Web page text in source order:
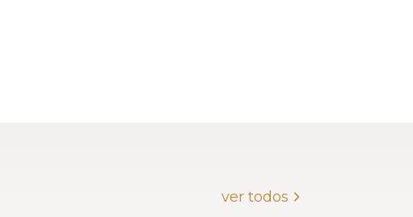
ver todos